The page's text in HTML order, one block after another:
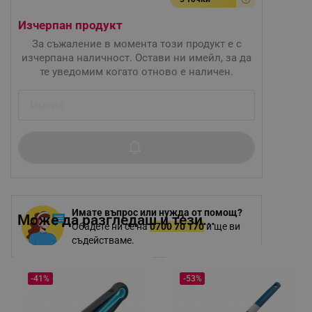
Имате въпрос или нужда от помощ?
Обадете ни се на0700 70 170и ще ви
съдействаме.
Изчерпан продукт
За съжаление в момента този продукт е с
изчерпана наличност. Остави ни имейл, за да
те уведомим когато отново е наличен.
Може да разгледаш и тези...
-41% -53%